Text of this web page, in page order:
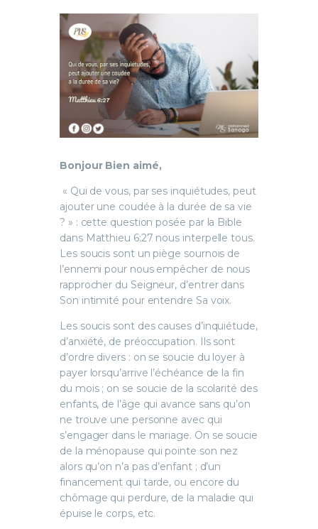
Bonjour Bien aimé,
« Qui de vous, par ses inquiétudes, peut
ajouter une coudée à la durée de sa vie
? » : cette question posée par la Bible
dans Matthieu 6:27 nous interpelle tous.
Les soucis sont un piège sournois de
l’ennemi pour nous empêcher de nous
rapprocher du Seigneur, d’entrer dans
Son intimité pour entendre Sa voix.
Les soucis sont des causes d’inquiétude,
d’anxiété, de préoccupation. Ils sont
d’ordre divers : on se soucie du loyer à
payer lorsqu’arrive l’échéance de la fin
du mois ; on se soucie de la scolarité des
enfants, de l’âge qui avance sans qu’on
ne trouve une personne avec qui
s’engager dans le mariage. On se soucie
de la ménopause qui pointe son nez
alors qu’on n’a pas d’enfant ; d’un
financement qui tarde, ou encore du
chômage qui perdure, de la maladie qui
épuise le corps, etc.